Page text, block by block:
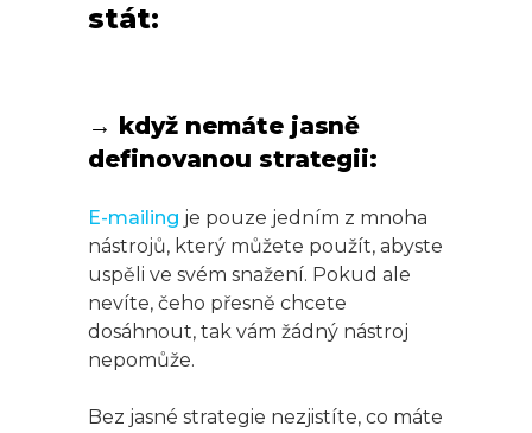
stát:
→ když nemáte jasně
definovanou strategii:
E-mailing je pouze jedním z mnoha
nástrojů, který můžete použít, abyste
uspěli ve svém snažení. Pokud ale
nevíte, čeho přesně chcete
dosáhnout, tak vám žádný nástroj
nepomůže.
Bez jasné strategie nezjistíte, co máte